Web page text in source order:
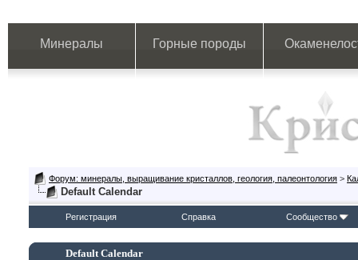
Минералы Горные породы
Форум: минералы, выращивание кристаллов, геология, палеонтология >
Default Calendar
Регистрация Справка Сообщество
Default Calendar